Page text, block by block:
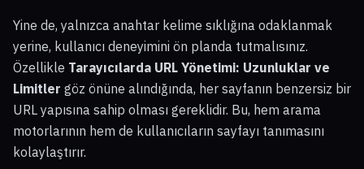
Yine de, yalnızca anahtar kelime sıklığına odaklanmak
yerine, kullanıcı deneyimini ön planda tutmalısınız.
Özellikle Tarayıcılarda URL Yönetimi: Uzunluklar ve
Limitler göz önüne alındığında, her sayfanın benzersiz bir
URL yapısına sahip olması gereklidir. Bu, hem arama
motorlarının hem de kullanıcıların sayfayı tanımasını
kolaylaştırır.